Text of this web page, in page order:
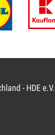
- HDE e.V.